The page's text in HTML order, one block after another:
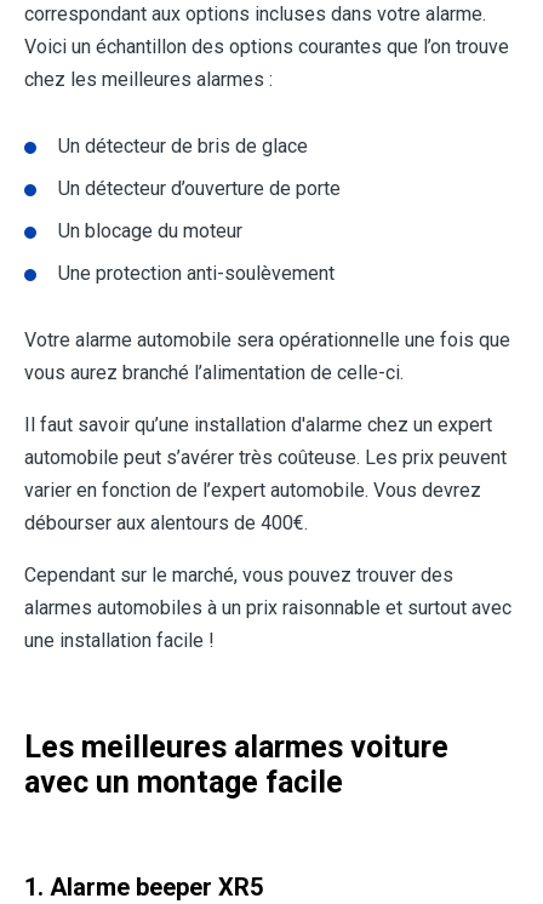
correspondant aux options incluses dans votre alarme.
Voici un échantillon des options courantes que l’on trouve
chez les meilleures alarmes :
Un détecteur de bris de glace
Un détecteur d’ouverture de porte
Un blocage du moteur
Une protection anti-soulèvement
Votre alarme automobile sera opérationnelle une fois que
vous aurez branché l’alimentation de celle-ci.
Il faut savoir qu’une installation d'alarme chez un expert
automobile peut s’avérer très coûteuse. Les prix peuvent
varier en fonction de l’expert automobile. Vous devrez
débourser aux alentours de 400€.
Cependant sur le marché, vous pouvez trouver des
alarmes automobiles à un prix raisonnable et surtout avec
une installation facile !
Les meilleures alarmes voiture
avec un montage facile
1. Alarme beeper XR5